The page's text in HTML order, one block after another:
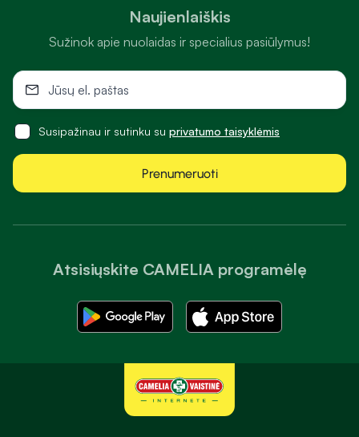
Atsisiųskite CAMELIA programėlę
Naujienlaiškis
Sužinok apie nuolaidas ir specialius pasiūlymus!
Susipažinau ir sutinku su privatumo taisyklėmis
Prenumeruoti